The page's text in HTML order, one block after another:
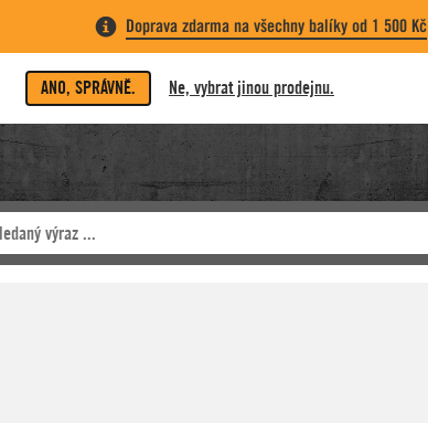
Doprava zdarma na všechny balíky od 1 500 Kč
ANO, SPRÁVNĚ. Ne, vybrat jinou prodejnu.